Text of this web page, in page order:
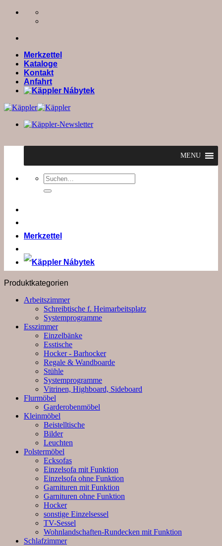
Zum
Merkzettel
Kataloge
Kontakt
Anfahrt
MENU
Suchen
nach:
Merkzettel
Produktkategorien
Arbeitszimmer
Schreibtische f. Heimarbeitsplatz
Systemprogramme
Esszimmer
Einzelbänke
Esstische
Hocker - Barhocker
Regale & Wandboarde
Stühle
Systemprogramme
Vitrinen, Highboard, Sideboard
Flurmöbel
Garderobenmöbel
Kleinmöbel
Beistelltische
Bilder
Leuchten
Polstermöbel
Ecksofas
Einzelsofa mit Funktion
Einzelsofa ohne Funktion
Garnituren mit Funktion
Garnituren ohne Funktion
Hocker
sonstige Einzelsessel
TV-Sessel
Wohnlandschaften-Rundecken mit Funktion
Schlafzimmer